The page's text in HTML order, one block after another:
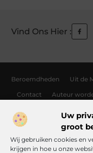
Uw
groot
Wij gebruiken cookies en
krijgen in hoe u onze
Vind Ons Hier :
Beroemdheden Uit de
Contact Auteur
Links kopen Nederland:
Manieren om geld te